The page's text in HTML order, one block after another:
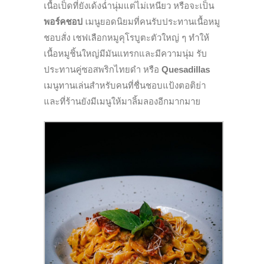
เนื้อเป็ดที่ยังเด้งฉ่ำนุ่มแต่ไม่เหนียว หรือจะเป็น
พอร์คชอป เมนูยอดนิยมที่คนรับประทานเนื้อหมู
ชอบสั่ง เชฟเลือกหมูคุโรบูตะตัวใหญ่ ๆ ทำให้
เนื้อหมูชิ้นใหญ่มีมันแทรกและมีความนุ่ม รับ
ประทานคู่ซอสพริกไทยดำ หรือ Quesadillas
เมนูทานเล่นสำหรับคนที่ชื่นชอบแป้งตอติย่า
และที่ร้านยังมีเมนูให้มาลิ้มลองอีกมากมาย